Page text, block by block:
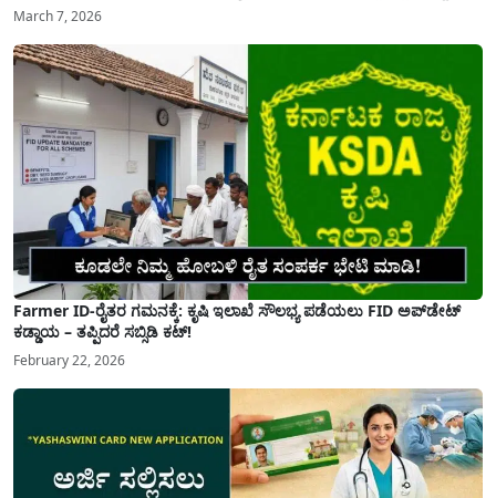
March 7, 2026
Farmer ID-ರೈತರ ಗಮನಕ್ಕೆ: ಕೃಷಿ ಇಲಾಖೆ ಸೌಲಭ್ಯ ಪಡೆಯಲು FID ಅಪ್‌ಡೇಟ್
ಕಡ್ಡಾಯ – ತಪ್ಪಿದರೆ ಸಬ್ಸಿಡಿ ಕಟ್!
February 22, 2026